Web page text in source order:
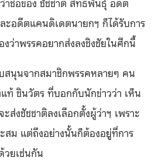
อดีตแคนดิเดตนายกฯ ก็ได้รับการ
ว่าพรรคอยากส่งลงชิงชัยในศึกนี้
สนุนจากสมาชิกพรรคหลายๆ คน
ท้ ชินวัตร ที่บอกกับนักข่าวว่า เห็น
ส่งชัชชาติลงเลือกตั้งผู้ว่าฯ เพราะ
สม แต่ถึงอย่างนั้นก็ต้องอยู่ที่การ
วยเช่นกัน